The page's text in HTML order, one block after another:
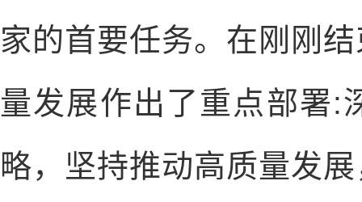
家的首要任务。在刚刚
量发展作出了重点部署:
略，坚持推动高质量发